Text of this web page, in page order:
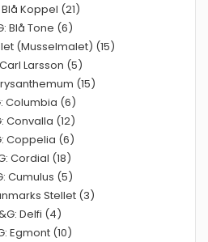
Blå Koppel (21)
Blå Tone (6)
(Musselmalet) (15)
Larsson (5)
(15)
Columbia (6)
Convalla (12)
Coppelia (6)
Cordial (18)
Cumulus (5)
Stellet (3)
Delfi (4)
Egmont (10)